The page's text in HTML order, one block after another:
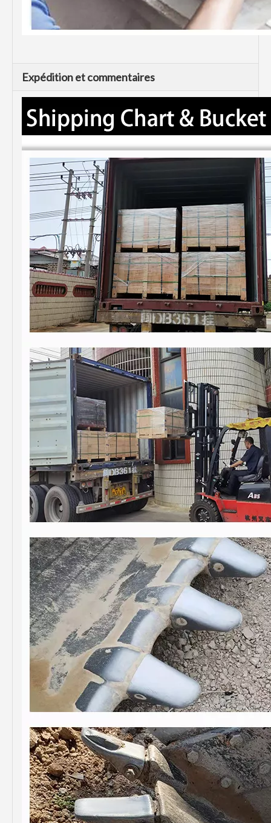
Expédition et commentaires